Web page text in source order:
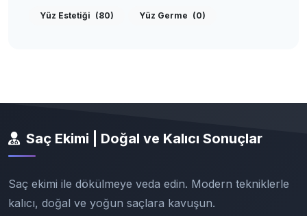
Yüz Estetiği (80) Yüz Germe (0)
Saç Ekimi | Doğal ve Kalıcı Sonuçlar
Saç ekimi ile dökülmeye veda edin. Modern tekniklerle
kalıcı, doğal ve yoğun saçlara kavuşun.